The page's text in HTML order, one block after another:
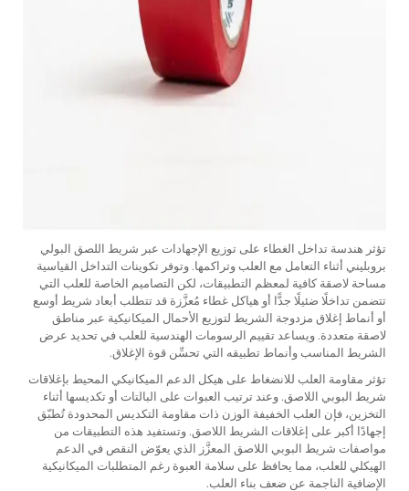
تؤثر هندسة تداخل الغطاء على توزيع الإجهادات عبر شريط اللصق البولي
بروبليني أثناء التعامل مع العلب وتراكمها. وتوفر تكوينات التداخل القياسية
مساحة لاصقة كافية لمعظم التطبيقات، لكن التصاميم الخاصة للعلب التي
تتضمن تداخلًا ضئيلًا جدًّا أو هياكل غطاء مُعزَّزة قد تتطلب أبعاد شريط أوسع
أو أنماط إغلاق مزدوجة الشريط لتوزيع الأحمال الميكانيكية عبر مناطق
لاصقة متعددة. ويساعد تقييم الرسومات الهندسية للعلب في تحديد عرض
الشريط المناسب وأنماط تطبيقه التي تحسِّن قوة الإغلاق.
تؤثر مقاومة العلب للانضغاط على هيكل الدعم الميكانيكي المحيط بإغلاقات
شريط البوبي اللاصق. وعند ترتيب العبوات على البالتات أو تكديسها أثناء
التخزين، فإن العلب الخفيفة الوزن ذات مقاومة التكديس المحدودة تُطبّق
إجهادًا أكبر على إغلاقات الشريط اللاصق. وتستفيد هذه التطبيقات من
مواصفات شريط البوبي اللاصق المعزَّز الذي يعوّض النقص في الدعم
الهيكلي للعلب، مما يحافظ على سلامة العبوة رغم المتطلبات الميكانيكية
الإضافية الناجمة عن ضعف بناء العلب.